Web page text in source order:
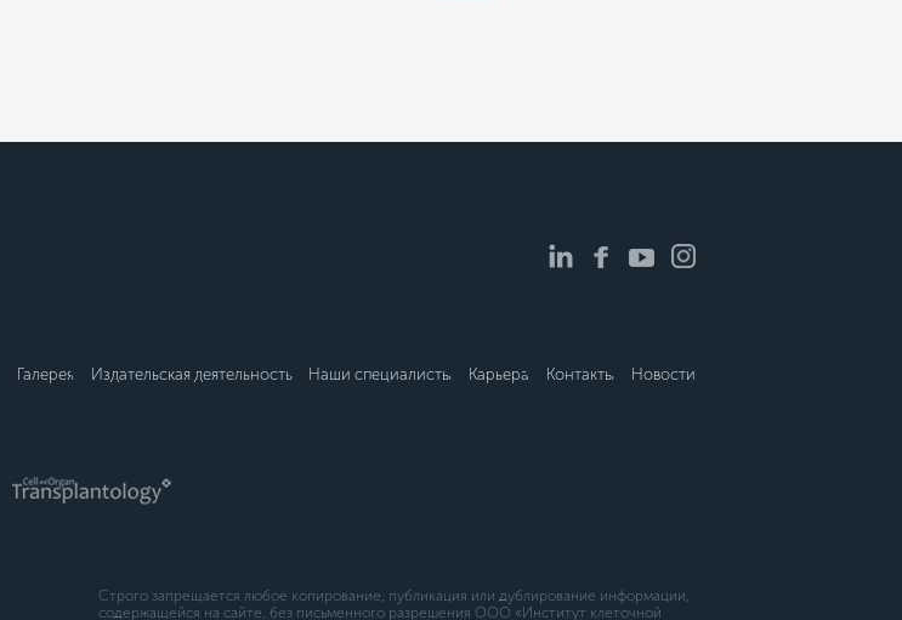
Галерея Издательская деятельность Наши специалисты Карьера Контакты Новости
Строго запрещается любое копирование, публикация или дублирование информации,
содержащейся на сайте, без письменного разрешения ООО «Институт клеточной